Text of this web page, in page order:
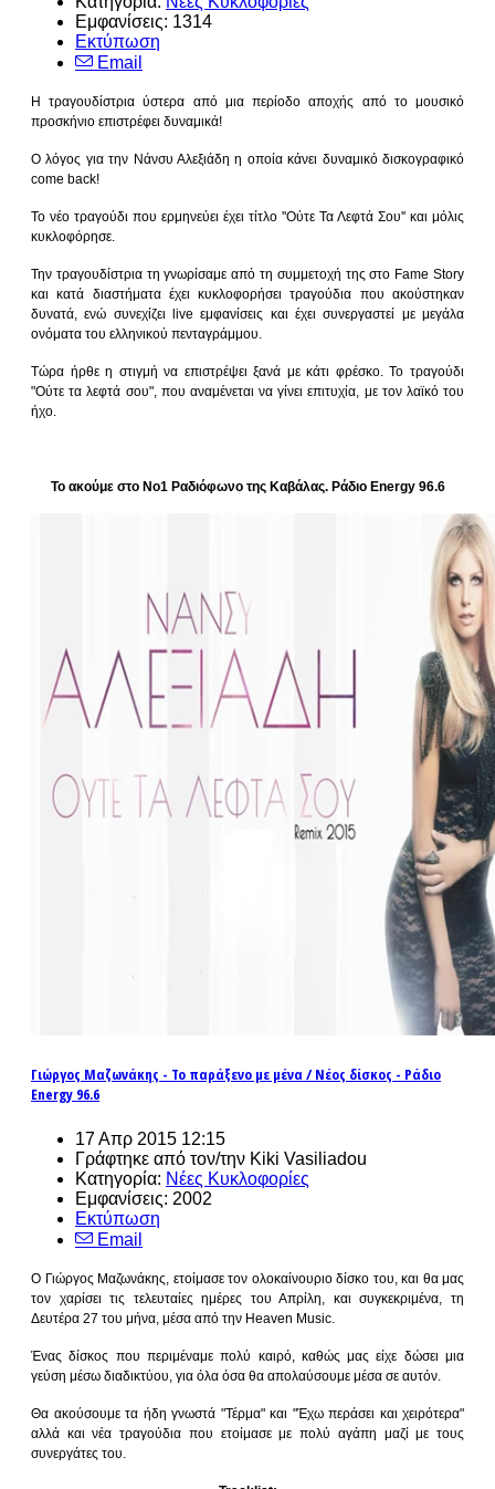
Εμφανίσεις: 1314
Εκτύπωση
Email
Η τραγουδίστρια ύστερα από μια περίοδο αποχής από το μουσικό
προσκήνιο επιστρέφει δυναμικά!
Ο λόγος για την Νάνσυ Αλεξιάδη η οποία κάνει δυναμικό δισκογραφικό
come back!
Το νέο τραγούδι που ερμηνεύει έχει τίτλο ''Ούτε Τα Λεφτά Σου'' και μόλις
κυκλοφόρησε.
Την τραγουδίστρια τη γνωρίσαμε από τη συμμετοχή της στο Fame Story
και κατά διαστήματα έχει κυκλοφορήσει τραγούδια που ακούστηκαν
δυνατά, ενώ συνεχίζει live εμφανίσεις και έχει συνεργαστεί με μεγάλα
ονόματα του ελληνικού πενταγράμμου.
Τώρα ήρθε η στιγμή να επιστρέψει ξανά με κάτι φρέσκο. Το τραγούδι
"Ούτε τα λεφτά σου", που αναμένεται να γίνει επιτυχία, με τον λαϊκό του
ήχο.
Το ακούμε στο Νο1 Ραδιόφωνο της Καβάλας. Ράδιο Energy 96.6
Γιώργος Μαζωνάκης - Το παράξενο με μένα / Νέος δίσκος - Ράδιο
Energy 96.6
17 Απρ 2015 12:15
Γράφτηκε από τον/την Kiki Vasiliadou
Κατηγορία: Νέες Κυκλοφορίες
Εμφανίσεις: 2002
Εκτύπωση
Email
Ο Γιώργος Μαζωνάκης, ετοίμασε τον ολοκαίνουριο δίσκο του, και θα μας
τον χαρίσει τις τελευταίες ημέρες του Απρίλη, και συγκεκριμένα, τη
Δευτέρα 27 του μήνα, μέσα από την Heaven Music.
Ένας δίσκος που περιμέναμε πολύ καιρό, καθώς μας είχε δώσει μια
γεύση μέσω διαδικτύου, για όλα όσα θα απολαύσουμε μέσα σε αυτόν.
Θα ακούσουμε τα ήδη γνωστά "Τέρμα" και "Έχω περάσει και χειρότερα"
αλλά και νέα τραγούδια που ετοίμασε με πολύ αγάπη μαζί με τους
συνεργάτες του.